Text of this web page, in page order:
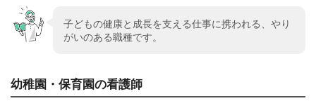
子どもの健康と成長を支える仕事に携われる、やり
がいのある職種です。
幼稚園・保育園の看護師